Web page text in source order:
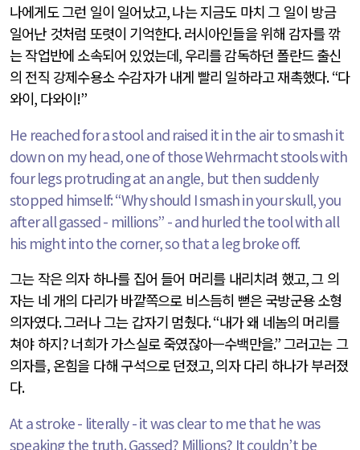
나에게도 그런 일이 일어났고,나는 지금도 마치 그 일이 방금
일어난 것처럼 또렷이 기억한다.러시아인들을 위해 감자를 깎
는 작업반에 소속되어 있었는데, 우리를 감독하던 폴란드 출신
의 전직 강제수용소 수감자가 내게 빨리 일하라고 재촉했다. “다
와이, 다와이!”
He reached for a stool and raised it in the air to smash it
down on my head, one of those Wehrmacht stools with
four legs protruding at an angle, but then suddenly
stopped himself: “Why should I smash in your skull, you
after all gassed - millions” - and hurled the tool with all
his might into the corner, so that a leg broke off.
그는 작은 의자 하나를 집어 들어 머리를 내리치려 했고,그 의
자는 네 개의 다리가 바깥쪽으로 비스듬히 뻗은 국방군용 소형
의자였다.그러나 그는 갑자기 멈췄다. “내가 왜 네놈의 머리를
쳐야 하지?너희가 가스실로 죽였잖아—수백만을.”그러고는 그
의자를, 온힘을 다해 구석으로 던졌고,의자 다리 하나가 부러졌
다.
At a stroke - literally - it was clear to me that he was
speaking the truth. Gassed? Millions? It couldn’t be